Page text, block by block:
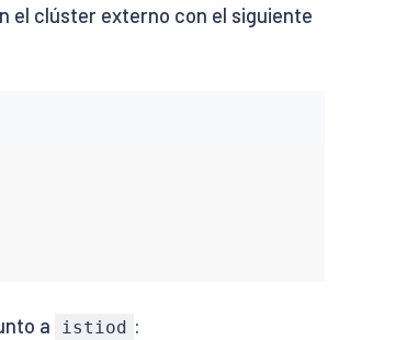
el clúster externo con el siguiente
a istiod :